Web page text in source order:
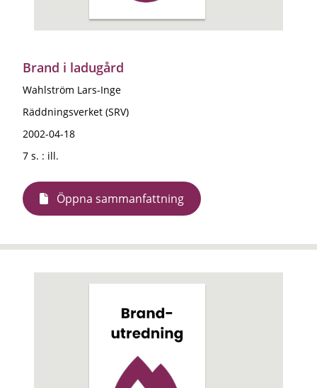
Brand i ladugård
Wahlström Lars-Inge
Räddningsverket (SRV)
2002-04-18
7 s. : ill.
Öppna sammanfattning